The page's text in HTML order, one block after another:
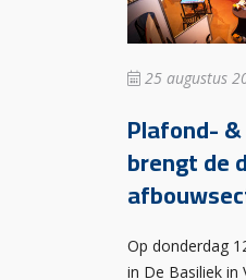
25 augustus
Plafond-
brengt de
Op donderdag
in De Basiliek in